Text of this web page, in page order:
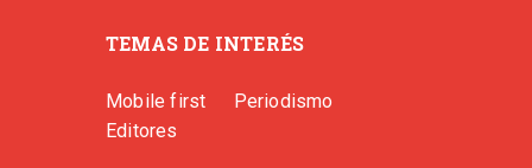
TEMAS DE INTERÉS
Mobile first
Periodismo
Editores